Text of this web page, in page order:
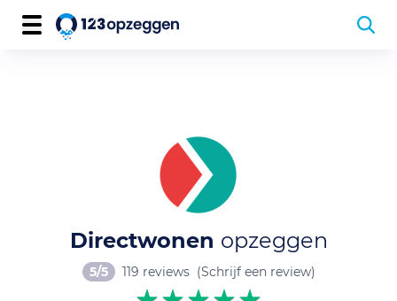
Directwonen opzeggen
5/5 119 reviews (Schrijf een review)